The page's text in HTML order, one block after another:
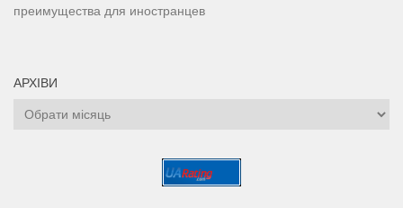
преимущества для иностранцев
АРХІВИ
Архіви